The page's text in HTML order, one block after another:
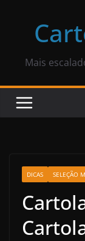
Mais
DICAS SELEÇÃO